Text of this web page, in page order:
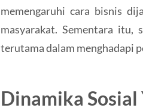
memengaruhi cara bisnis
masyarakat. Sementara itu,
terutama dalam menghadapi
Dinamika